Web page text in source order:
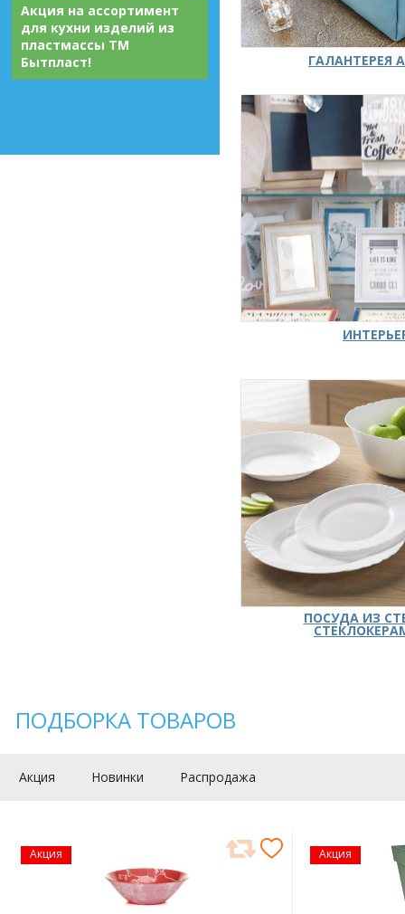
Акция на ассортимент
для кухни изделий из
пластмассы ТМ
Бытпласт!
ГАЛАНТЕРЕЯ
ПОСУДА ИЗ
ПОДБОРКА ТОВАРОВ
Акция Новинки Распродажа
Акция Акция